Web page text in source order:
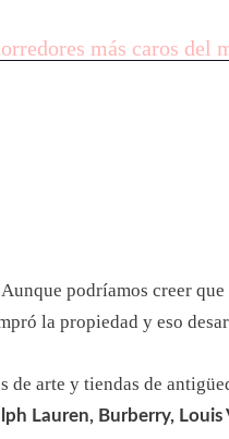
más caros del
podríamos creer
la propiedad y eso
arte y tiendas de
Lauren, Burberry,